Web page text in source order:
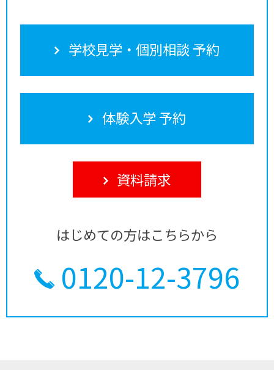
学校見学・個別相談 予約
体験入学 予約
資料請求
はじめての方はこちらから
0120-12-3796